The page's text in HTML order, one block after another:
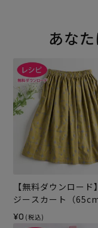
あな
【無料ダウンロード
ジースカート（
シピ）
¥0 (税込)